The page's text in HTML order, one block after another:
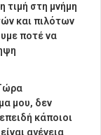
τιμή στη μνήμη
και πιλότων
ποτέ να
μου, δεν
κάποιοι
αγένεια